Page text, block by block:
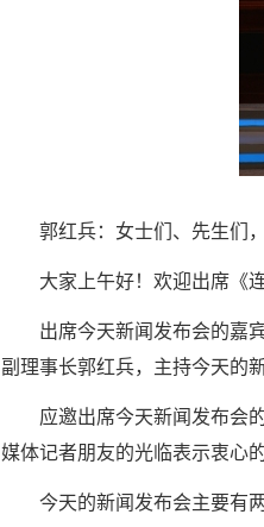
郭红兵：女士们、先生们
大家上午好！欢迎出席《
出席今天新闻发布会的嘉
副理事长郭红兵，主持今天的
应邀出席今天新闻发布会
媒体记者朋友的光临表示衷心
今天的新闻发布会主要有